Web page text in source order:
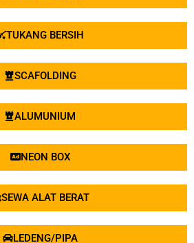
LEDENG/PIPA
WATERPROOFING
CCTV
TUKANG LAS
PAGAR
KANOPI/CANOPY